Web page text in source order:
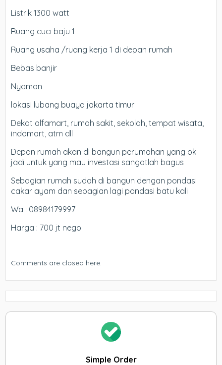
Listrik 1300 watt
Ruang cuci baju 1
Ruang usaha /ruang kerja 1 di depan rumah
Bebas banjir
Nyaman
lokasi lubang buaya jakarta timur
Dekat alfamart, rumah sakit, sekolah, tempat wisata,
indomart, atm dll
Depan rumah akan di bangun perumahan yang ok
jadi untuk yang mau investasi sangatlah bagus
Sebagian rumah sudah di bangun dengan pondasi
cakar ayam dan sebagian lagi pondasi batu kali
Wa : 08984179997
Harga : 700 jt nego
Comments are closed here.
Simple Order